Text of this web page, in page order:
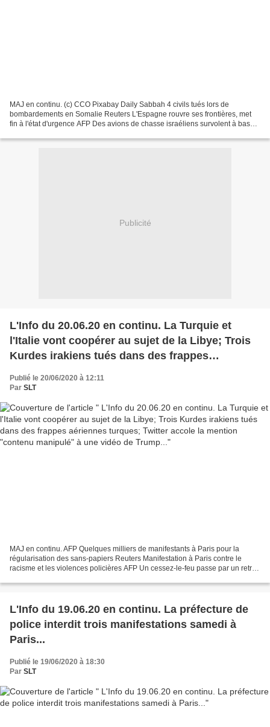
MAJ en continu. (c) CCO Pixabay Daily Sabbah 4 civils tués lors de
bombardements en Somalie Reuters L'Espagne rouvre ses frontières, met
fin à l'état d'urgence AFP Des avions de chasse israéliens survolent à basse
Publicité
L'Info du 20.06.20 en continu. La Turquie et
l'Italie vont coopérer au sujet de la Libye; Trois
Kurdes irakiens tués dans des frappes
"contenu manipulé" à une vidéo de Trump...
Publié le 20/06/2020 à 12:11
Par SLT
MAJ en continu. AFP Quelques milliers de manifestants à Paris pour la
régularisation des sans-papiers Reuters Manifestation à Paris contre le
racisme et les violences policières AFP Un cessez-le-feu passe par un retrait
L'Info du 19.06.20 en continu. La préfecture de
police interdit trois manifestations samedi à
Paris...
Publié le 19/06/2020 à 18:30
Par SLT